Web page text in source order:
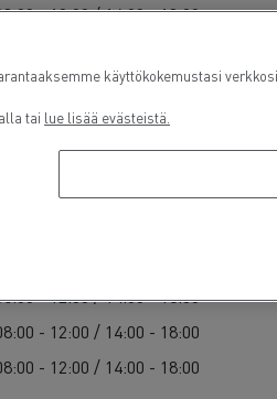
- 12:00 / 14:00 - 18:00
-
- 12:00 / 14:00 - 18:00
- 12:00 / 14:00 - 18:00
- 12:00 / 14:00 - 18:00
käyttökokemustasi
tai lue lisää evästeistä.